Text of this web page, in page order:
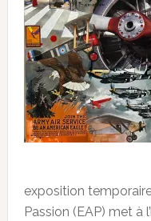
exposition
Passion (EAP) met à